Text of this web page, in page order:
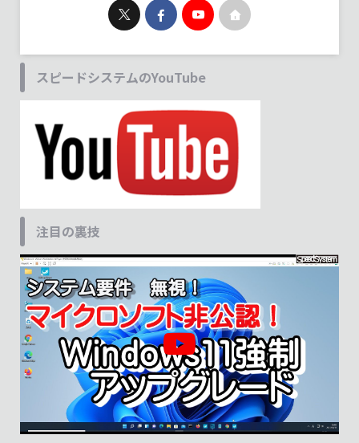
スピードシステムのYouTube
注目の裏技